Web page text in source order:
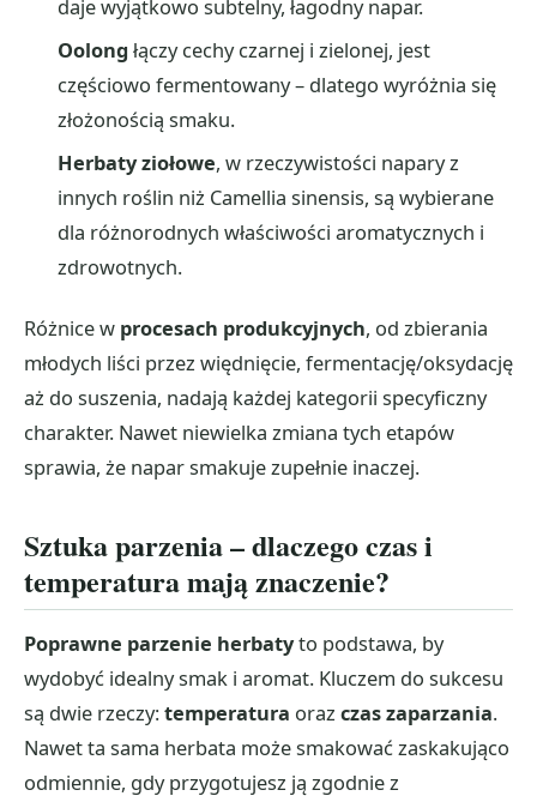
daje wyjątkowo subtelny, łagodny napar.
Oolong łączy cechy czarnej i zielonej, jest
częściowo fermentowany – dlatego wyróżnia się
złożonością smaku.
Herbaty ziołowe, w rzeczywistości napary z
innych roślin niż Camellia sinensis, są wybierane
dla różnorodnych właściwości aromatycznych i
zdrowotnych.
Różnice w procesach produkcyjnych, od zbierania
młodych liści przez więdnięcie, fermentację/oksydację
aż do suszenia, nadają każdej kategorii specyficzny
charakter. Nawet niewielka zmiana tych etapów
sprawia, że napar smakuje zupełnie inaczej.
Sztuka parzenia – dlaczego czas i
temperatura mają znaczenie?
Poprawne parzenie herbatyto podstawa, by
wydobyć idealny smak i aromat. Kluczem do sukcesu
są dwie rzeczy:temperatura oraz czas zaparzania.
Nawet ta sama herbata może smakować zaskakująco
odmiennie, gdy przygotujesz ją zgodnie z